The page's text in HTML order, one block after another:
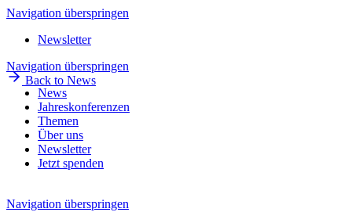
Navigation überspringen
Newsletter
Navigation überspringen
News
Jahreskonferenzen
Themen
Über uns
Newsletter
Jetzt spenden
Navigation überspringen
Back to News